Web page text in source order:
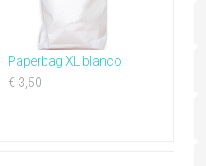
Paperbag XL blanco
€ 3,50